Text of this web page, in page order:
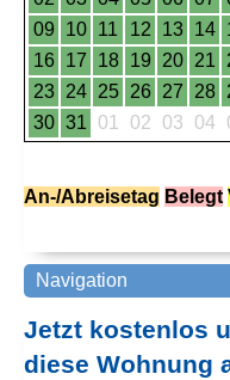
09
10 11 12 13 14
16
17 18 19 20 21
23
24 25 26 27 28
30 31 01 02 03 04
An-/Abreisetag Belegt
Jetzt kostenlos
diese Wohnung